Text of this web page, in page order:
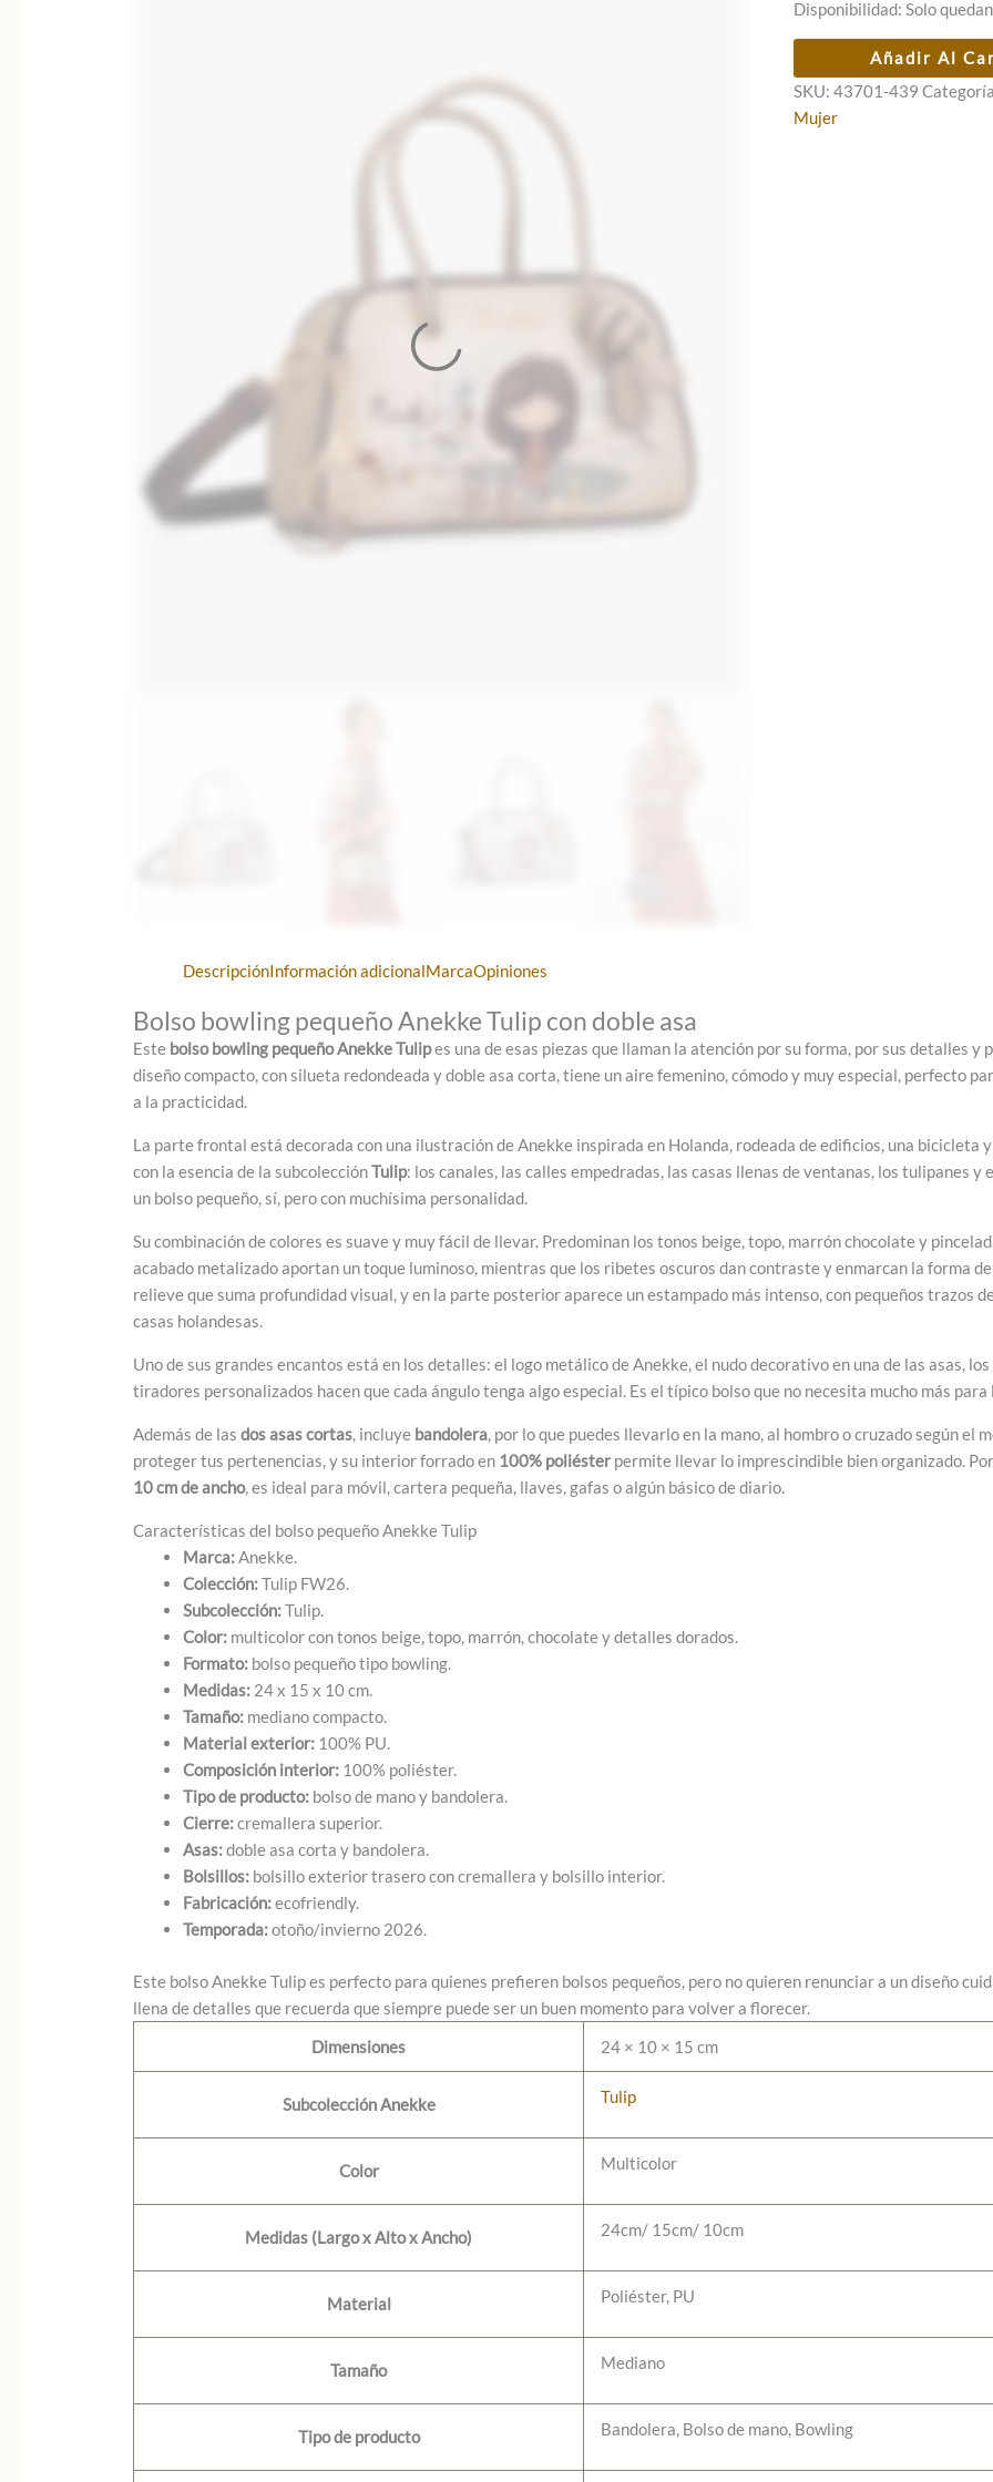
Disponibilidad: Solo
bowling
pequeño
Anekke
Añadir Al
SKU:43701-439
Mujer
DescripciónInformación adicionalMarcaOpiniones
Bolso bowling pequeño Anekke Tulip con doble asa
Este bolso bowling pequeño Anekke Tulipes una de esas piezas que llaman la atención por su forma, por sus detalles
diseño compacto, con silueta redondeada y doble asa corta, tiene un aire femenino, cómodo y muy especial, perfecto
a la practicidad.
La parte frontal está decorada con una ilustración de Anekke inspirada en Holanda, rodeada de edificios, una bicicleta
con la esencia de la subcolecciónTulip: los canales, las calles empedradas, las casas llenas de ventanas, los tulipanes
un bolso pequeño, sí, pero con muchísima personalidad.
Su combinación de colores es suave y muy fácil de llevar. Predominan los tonos beige, topo, marrón chocolate y
acabado metalizado aportan un toque luminoso, mientras que los ribetes oscuros dan contraste y enmarcan la forma
relieve que suma profundidad visual, y en la parte posterior aparece un estampado más intenso, con pequeños trazos
casas holandesas.
Uno de sus grandes encantos está en los detalles: el logo metálico de Anekke, el nudo decorativo en una de las asas,
tiradores personalizados hacen que cada ángulo tenga algo especial. Es el típico bolso que no necesita mucho más
Además de lasdos asas cortas, incluye bandolera, por lo que puedes llevarlo en la mano, al hombro o cruzado según el
proteger tus pertenencias, y su interior forrado en 100% poliéster permite llevar lo imprescindible bien organizado.
10 cm de ancho, es ideal para móvil, cartera pequeña, llaves, gafas o algún básico de diario.
Características del bolso pequeño Anekke Tulip
Marca:Anekke.
Colección:Tulip FW26.
Subcolección:Tulip.
Color: multicolor con tonos beige, topo, marrón, chocolate y detalles dorados.
Formato: bolso pequeño tipo bowling.
Medidas: 24 x 15 x 10 cm.
Tamaño: mediano compacto.
Material exterior: 100% PU.
Composición interior: 100% poliéster.
Tipo de producto: bolso de mano y bandolera.
Cierre:cremallera superior.
Asas:doble asa corta y bandolera.
Bolsillos: bolsillo exterior trasero con cremallera y bolsillo interior.
Fabricación:ecofriendly.
Temporada:otoño/invierno 2026.
Este bolso Anekke Tulip es perfecto para quienes prefieren bolsos pequeños, pero no quieren renunciar a un diseño
llena de detalles que recuerda que siempre puede ser un buen momento para volver a florecer.
Dimensiones
24 × 10 × 15 cm
Subcolección Anekke Tulip
Color Multicolor
Medidas (Largo x Alto x Ancho) 24cm/ 15cm/ 10cm
Material Poliéster, PU
Tamaño Mediano
Tipo de producto Bandolera, Bolso de mano, Bowling